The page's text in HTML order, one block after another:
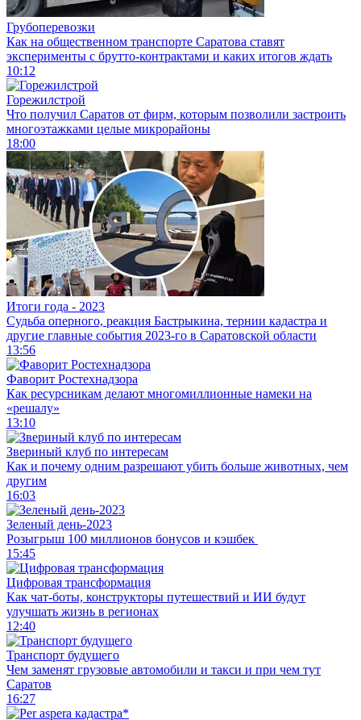
Грубоперевозки
Как на общественном транспорте Саратова ставят
эксперименты с брутто-контрактами и каких итогов ждать
10:12
Горежилстрой
Что получил Саратов от фирм, которым позволили застроить
многоэтажками целые микрорайоны
18:00
Итоги года - 2023
Судьба оперного, реакция Бастрыкина, тернии кадастра и
другие главные события 2023-го в Саратовской области
13:56
Фаворит Ростехнадзора
Как ресурсникам делают многомиллионные намеки на
«решалу»
13:10
Звериный клуб по интересам
Как и почему одним разрешают убить больше животных, чем
другим
16:03
Зеленый день-2023
Розыгрыш 100 миллионов бонусов и кэшбек
15:45
Цифровая трансформация
Как чат-боты, конструкторы путешествий и ИИ будут
улучшать жизнь в регионах
12:40
Транспорт будущего
Чем заменят грузовые автомобили и такси и при чем тут
Саратов
16:27